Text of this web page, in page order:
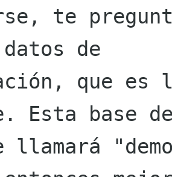
te
de
que es
Esta base
llamará